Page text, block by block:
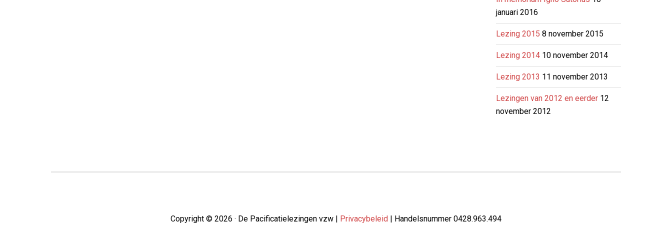
januari 2016
Lezing 2015 8 november 2015
Lezing 2014 10 november 2014
Lezing 2013 11 november 2013
Lezingen van 2012 en eerder 12
november 2012
Copyright © 2026 · De Pacificatielezingen vzw | Privacybeleid | Handelsnummer 0428.963.494